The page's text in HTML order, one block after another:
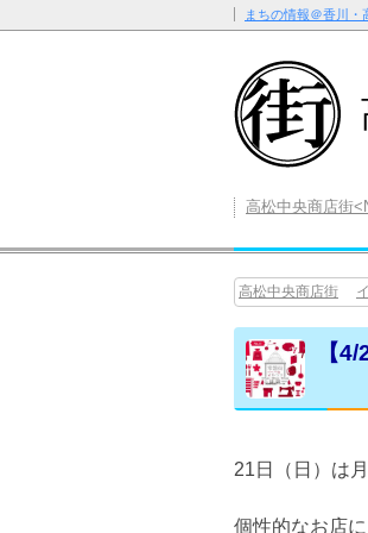
まちの情報＠香川・
高松中央商店街
高松中央商店街
【
21日（日）は
個性的なお店